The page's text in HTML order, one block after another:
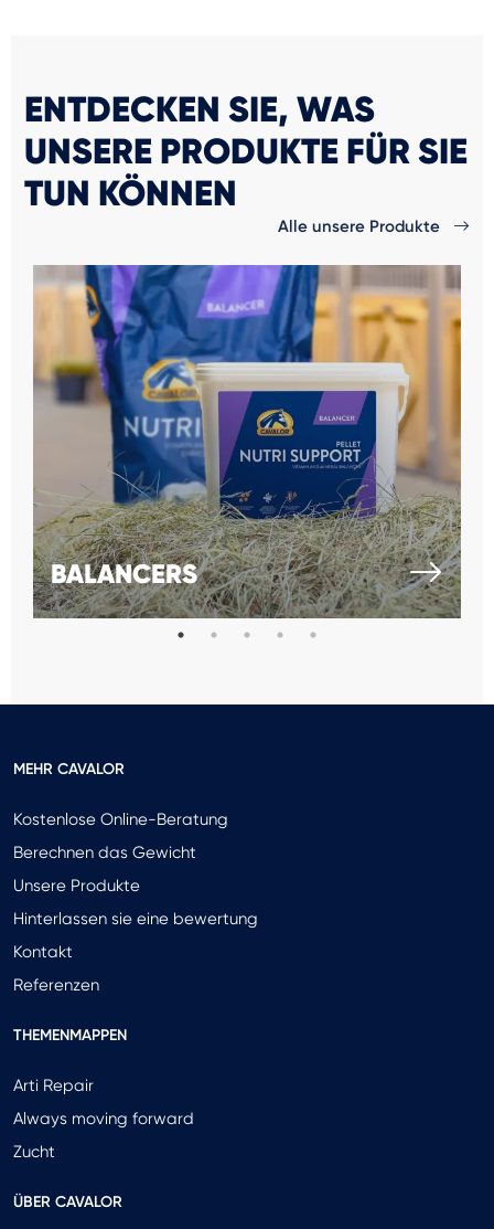
ENTDECKEN SIE, WAS
UNSERE PRODUKTE FÜR SIE
TUN KÖNNEN
Alle unsere Produkte
BALANCERS
MEHR CAVALOR
Kostenlose Online-Beratung
Berechnen das Gewicht
Unsere Produkte
Hinterlassen sie eine bewertung
Kontakt
Referenzen
THEMENMAPPEN
Arti Repair
Always moving forward
Zucht
ÜBER CAVALOR